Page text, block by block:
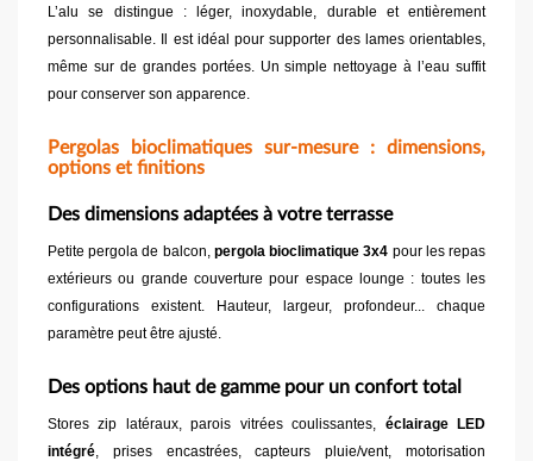
L’alu se distingue : léger, inoxydable, durable et entièrement
personnalisable. Il est idéal pour supporter des lames orientables,
même sur de grandes portées. Un simple nettoyage à l’eau suffit
pour conserver son apparence.
Pergolas bioclimatiques sur-mesure : dimensions,
options et finitions
Des dimensions adaptées à votre terrasse
Petite pergola de balcon, pergola bioclimatique 3x4 pour les repas
extérieurs ou grande couverture pour espace lounge : toutes les
configurations existent. Hauteur, largeur, profondeur... chaque
paramètre peut être ajusté.
Des options haut de gamme pour un confort total
Stores zip latéraux, parois vitrées coulissantes, éclairage LED
intégré, prises encastrées, capteurs pluie/vent, motorisation